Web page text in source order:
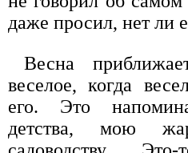
даже просил, нет ли
Весна
веселое, когда
его. Это
детства, мою